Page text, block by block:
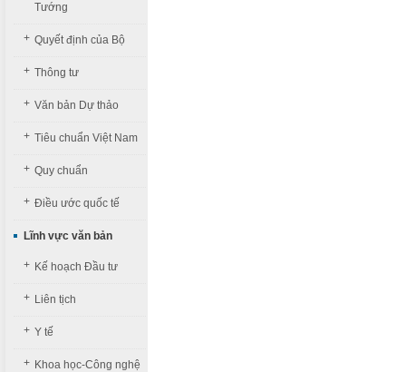
Tướng
+ Quyết định của Bộ
+ Thông tư
+ Văn bản Dự thảo
+ Tiêu chuẩn Việt Nam
+ Quy chuẩn
+ Điều ước quốc tế
Lĩnh vực văn bản
+ Kế hoạch Đầu tư
+ Liên tịch
+ Y tế
+ Khoa học-Công nghệ